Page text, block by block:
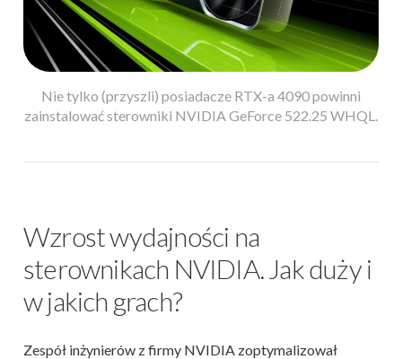
Nie tylko (przyszli) posiadacze RTX-a 4090 powinni
zainstalować sterowniki NVIDIA GeForce 522.25 WHQL.
Wzrost wydajności na
sterownikach NVIDIA. Jak duży i
w jakich grach?
Zespół inżynierów z firmy NVIDIA zoptymalizował